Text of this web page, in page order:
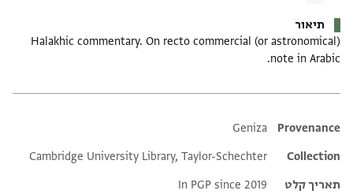
תיאור
Halakhic commentary. On recto commercial (or astronomical)
note in Arabic.
Additional metadata
Provenance
Geniza
Collection
Cambridge University Library, Taylor-Schechter
תאריך קלט
In PGP since 2019